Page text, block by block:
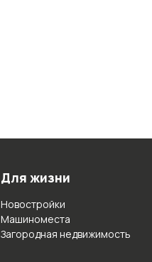
Для жизни
Новостройки
Машиноместа
Загородная недвижимость